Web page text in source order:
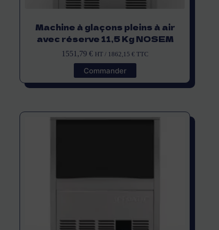
Machine à glaçons pleins à air
avec réserve 11,5 Kg NOSEM
1551,79 € HT / 1862,15 € TTC
Commander